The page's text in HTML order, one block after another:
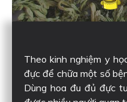
Theo kinh nghiệm y
đực để chữa một số
Dùng hoa đu đủ đực